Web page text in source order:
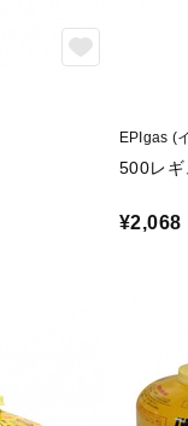
EPIgas (
500レギ
¥2,068